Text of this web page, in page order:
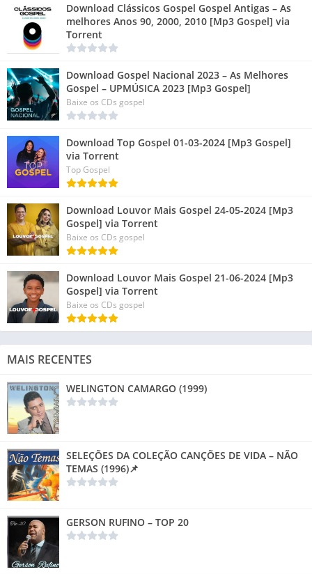
Download Clássicos Gospel Gospel Antigas – As
melhores Anos 90, 2000, 2010 [Mp3 Gospel] via
Torrent
Download Gospel Nacional 2023 – As Melhores
Gospel – UPMÚSICA 2023 [Mp3 Gospel]
Baixe os CDs gospel
Download Top Gospel 01-03-2024 [Mp3 Gospel]
via Torrent
Top Gospel
Download Louvor Mais Gospel 24-05-2024 [Mp3
Gospel] via Torrent
Baixe os CDs gospel
Download Louvor Mais Gospel 21-06-2024 [Mp3
Gospel] via Torrent
Baixe os CDs gospel
MAIS RECENTES
WELINGTON CAMARGO (1999)
SELEÇÕES DA COLEÇÃO CANÇÕES DE VIDA – NÃO
TEMAS (1996)📌
GERSON RUFINO – TOP 20